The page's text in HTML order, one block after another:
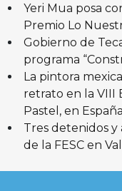
Yeri Mua posa
Premio Lo
Gobierno de
programa
La pintora
retrato en la VIII
Pastel, en España
Tres detenidos y
de la FESC en